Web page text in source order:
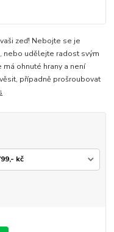
zeď! Nebojte se je
nebo udělejte radost svým
ohnuté hrany a není
případně prošroubovat